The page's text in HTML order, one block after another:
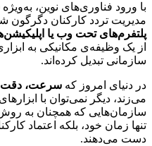
با ورود فناوری‌های نوین، به‌ویژه
مدیریت تردد کارکنان دگرگون
پلتفرم‌های تحت وب یا
از یک وظیفه‌ی مکانیکی به
سازمانی تبدیل کرده‌اند.
در دنیای امروز که سرعت، دقت
می‌زند، دیگر نمی‌توان با
سازمان‌هایی که همچنان به
تنها زمان خود، بلکه اعتماد
دست می‌دهند.